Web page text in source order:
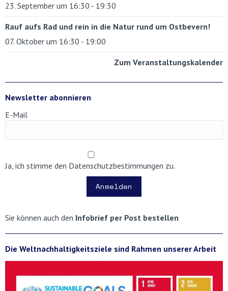
23. September um 16:30 - 19:30
Rauf aufs Rad und rein in die Natur rund um Ostbevern!
07. Oktober um 16:30 - 19:00
Zum Veranstaltungskalender
Newsletter abonnieren
E-Mail
Ja, ich stimme den Datenschutzbestimmungen zu.
Anmelden
Sie können auch den Infobrief per Post bestellen
Die Weltnachhaltigkeitsziele sind Rahmen unserer Arbeit